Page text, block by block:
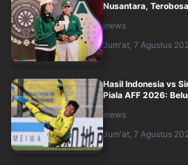
Nusantara,
inews
Jum'at, 7 Agustus
Hasil Indonesia vs
Piala AFF 2026:
inews
Jum'at, 7 Agustus